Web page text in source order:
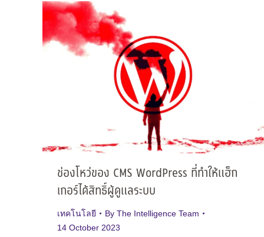
ช่องโหว่ของ CMS WordPress ที่ทำให้แฮ็ก
เกอร์ได้สิทธิ์ผู้ดูแลระบบ
เทคโนโลยี By The Intelligence Team
14 October 2023